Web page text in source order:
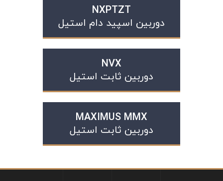
NXPTZT
دوربین اسپید دام استیل
NVX
دوربین ثابت استیل
MAXIMUS MMX
دوربین ثابت استیل